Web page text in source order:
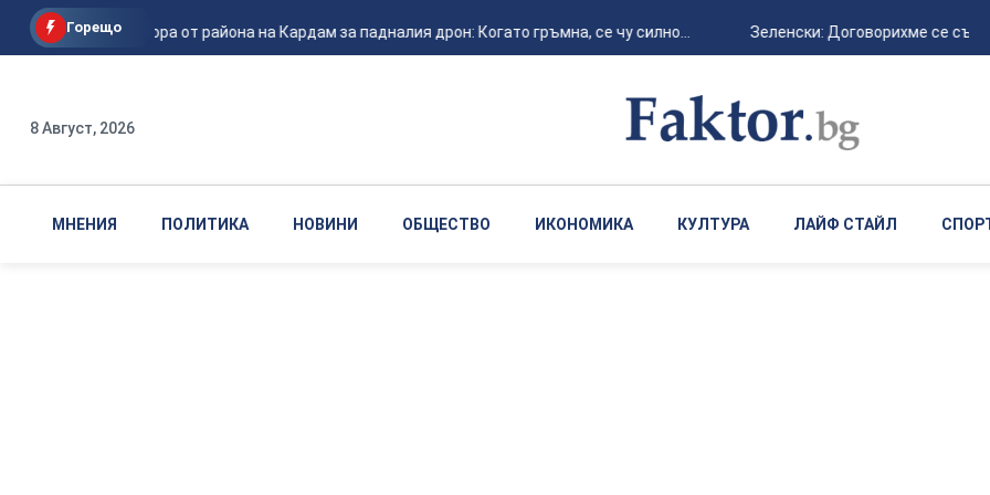
Горещо
Местни хора от района на Кардам за падналия дрон: Когато гръмна, се чу силно... Зеленски: Договорихме се със
8 Август, 2026
МНЕНИЯ ПОЛИТИКА НОВИНИ ОБЩЕСТВО ИКОНОМИКА КУЛТУРА ЛАЙФ СТАЙЛ